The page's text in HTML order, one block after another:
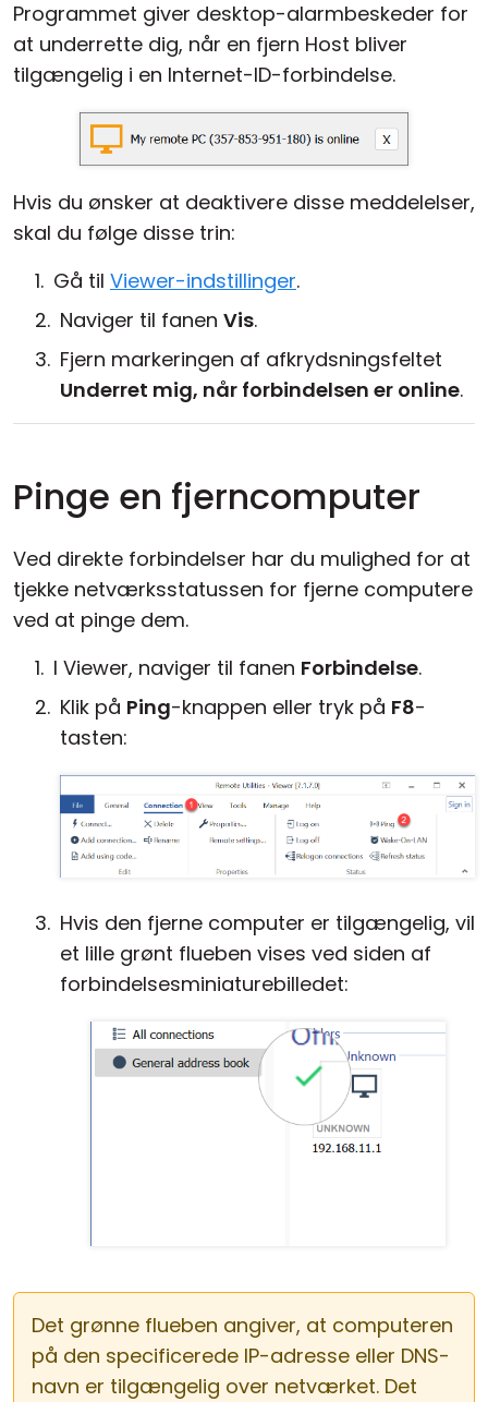
Programmet giver desktop-alarmbeskeder for
at underrette dig, når en fjern Host bliver
tilgængelig i en Internet-ID-forbindelse.
Hvis du ønsker at deaktivere disse meddelelser,
skal du følge disse trin:
Gå til Viewer-indstillinger.
Naviger til fanen Vis.
Fjern markeringen af afkrydsningsfeltet
Underret mig, når forbindelsen er online.
Pinge en fjerncomputer
Ved direkte forbindelser har du mulighed for at
tjekke netværksstatussen for fjerne computere
ved at pinge dem.
I Viewer, naviger til fanen Forbindelse.
Klik på Ping-knappen eller tryk på F8-
tasten:
Hvis den fjerne computer er tilgængelig, vil
et lille grønt flueben vises ved siden af
forbindelsesminiaturebilledet:
Det grønne flueben angiver, at computeren
på den specificerede IP-adresse eller DNS-
navn er tilgængelig over netværket. Det